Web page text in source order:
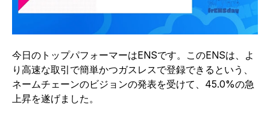
今日のトップパフォーマーはENSです。このENSは、よ
り高速な取引で簡単かつガスレスで登録できるという、
ネームチェーンのビジョンの発表を受けて、45.0%の急
上昇を遂げました。